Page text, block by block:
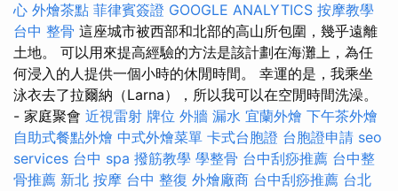
心 外燴茶點 菲律賓簽證 GOOGLE ANALYTICS 按摩教學
台中 整骨 這座城市被西部和北部的高山所包圍，幾乎遠離
土地。 可以用來提高經驗的方法是該計劃在海灘上，為任
何浸入的人提供一個小時的休閒時間。 幸運的是，我乘坐
泳衣去了拉爾納（Larna），所以我可以在空閒時間洗澡。
- 家庭聚會 近視雷射 牌位 外牆 漏水 宜蘭外燴 下午茶外燴
自助式餐點外燴 中式外燴菜單 卡式台胞證 台胞證申請 seo
services 台中 spa 撥筋教學 學整骨 台中刮痧推薦 台中整
骨推薦 新北 按摩 台中 整復 外燴廠商 台中刮痧推薦 台北